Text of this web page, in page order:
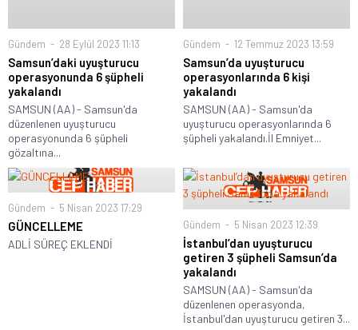
Gündem 28 Eylül 2023 11:13
Samsun’daki uyuşturucu
operasyonunda 6 şüpheli
yakalandı
SAMSUN (AA) - Samsun'da
düzenlenen uyuşturucu
operasyonunda 6 şüpheli
gözaltına...
Gündem 12 Temmuz 2023 13:59
Samsun’da uyuşturucu
operasyonlarında 6 kişi
yakalandı
SAMSUN (AA) - Samsun'da
uyuşturucu operasyonlarında 6
şüpheli yakalandı.İl Emniyet...
Gündem 5 Nisan 2023 17:29
GÜNCELLEME
ADLİ SÜREÇ EKLENDİ
Gündem 5 Nisan 2023 12:39
İstanbul’dan uyuşturucu
getiren 3 şüpheli Samsun’da
yakalandı
SAMSUN (AA) - Samsun'da
düzenlenen operasyonda,
İstanbul'dan uyuşturucu getiren 3...